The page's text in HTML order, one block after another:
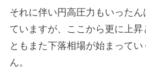
それに伴い円高圧力もいった
ていますが、ここから更に上
ともまた下落相場が始まって
ん。